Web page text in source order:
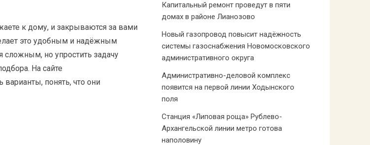
к дому, и закрываются за вами
это удобным и надёжным
но упростить задачу
На сайте
понять, что они
Капитальный ремонт проведут в пяти
домах в районе Лианозово
Новый газопровод повысит надёжность
системы газоснабжения Новомосковского
административного округа
Административно-деловой комплекс
появится на первой линии Ходынского
поля
Станция «Липовая роща» Рублево-
Архангельской линии метро готова
наполовину